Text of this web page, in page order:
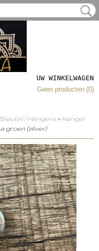
UW WINKELWAGEN
Geen producten (0)
Sleutel / Hangers > Hanger
groen (zilver)